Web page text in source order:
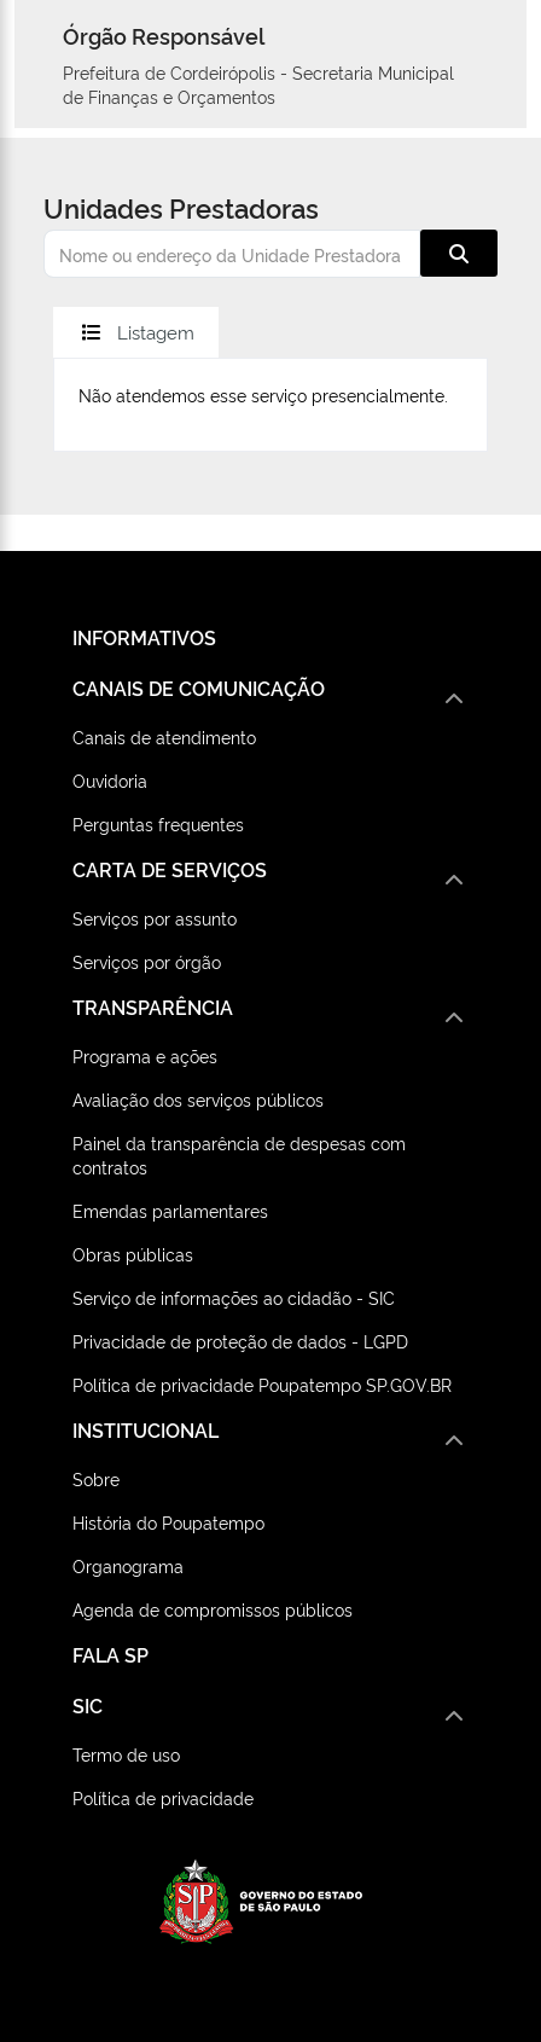
Órgão Responsável
Prefeitura de Cordeirópolis - Secretaria Municipal
de Finanças e Orçamentos
Unidades Prestadoras
Listagem
Não atendemos esse serviço presencialmente.
INFORMATIVOS
CANAIS DE COMUNICAÇÃO
Canais de atendimento
Ouvidoria
Perguntas frequentes
CARTA DE SERVIÇOS
Serviços por assunto
Serviços por órgão
TRANSPARÊNCIA
Programa e ações
Avaliação dos serviços públicos
Painel da transparência de despesas com
contratos
Emendas parlamentares
Obras públicas
Serviço de informações ao cidadão - SIC
Privacidade de proteção de dados - LGPD
Política de privacidade Poupatempo SP.GOV.BR
FALA SP
INSTITUCIONAL
Sobre
História do Poupatempo
Organograma
Agenda de compromissos públicos
SIC
Termo de uso
Política de privacidade